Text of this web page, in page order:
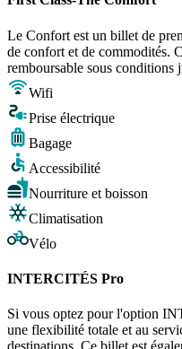
Le Confort est un billet de
de confort et de commodités.
remboursable sous conditions
Wifi
Prise électrique
Bagage
Accessibilité
Nourriture et boisson
Climatisation
Vélo
INTERCITÉS Pro
Si vous optez pour l'option
une flexibilité totale et au